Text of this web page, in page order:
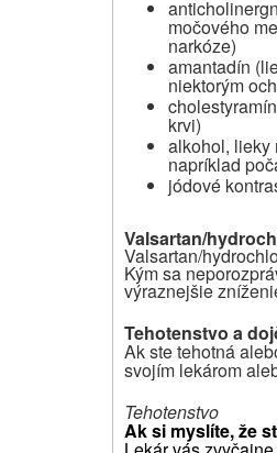
močového
narkóze)
amantadín
niektorým
krvi)
alkohol, lieky
napríklad
jódové
Valsartan/
Valsartan/
Kým sa
výraznejšie
Tehotenstvo a
Ak ste tehotná
svojím lekárom
Tehotenstvo
Ak si myslíte, že